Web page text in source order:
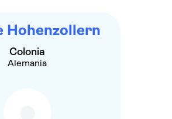
Hohenzollern
Colonia
Alemania